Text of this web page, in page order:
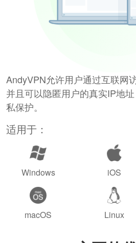
AndyVPN允许用户通过互联网
并且可以隐匿用户的真实IP地
私保护。
适用于：
Windows iOS
macOS Linux